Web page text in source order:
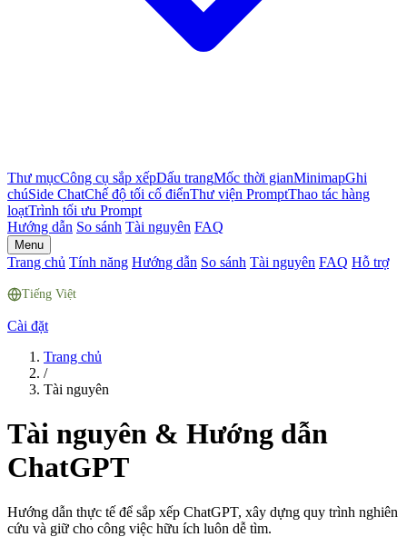
Thư mụcCông cụ sắp xếpDấu trangMốc thời gianMinimapGhi
chúSide ChatChế độ tối cổ điểnThư viện PromptThao tác hàng
loạtTrình tối ưu Prompt
Hướng dẫn So sánh Tài nguyên FAQ
Menu
Trang chủ Tính năng Hướng dẫn So sánh Tài nguyên FAQ Hỗ trợ
Tiếng Việt
Cài đặt
Trang chủ
/
Tài nguyên
Tài nguyên & Hướng dẫn
ChatGPT
Hướng dẫn thực tế để sắp xếp ChatGPT, xây dựng quy trình nghiên
cứu và giữ cho công việc hữu ích luôn dễ tìm.